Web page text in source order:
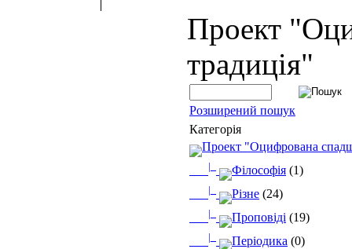
Проект
традиція"
Розширений пошук
Категорія
Проект "Оцифрована
|_ Філософія (1)
|_ Різне (24)
|_ Проповіді (19)
|_ Періодика (0)